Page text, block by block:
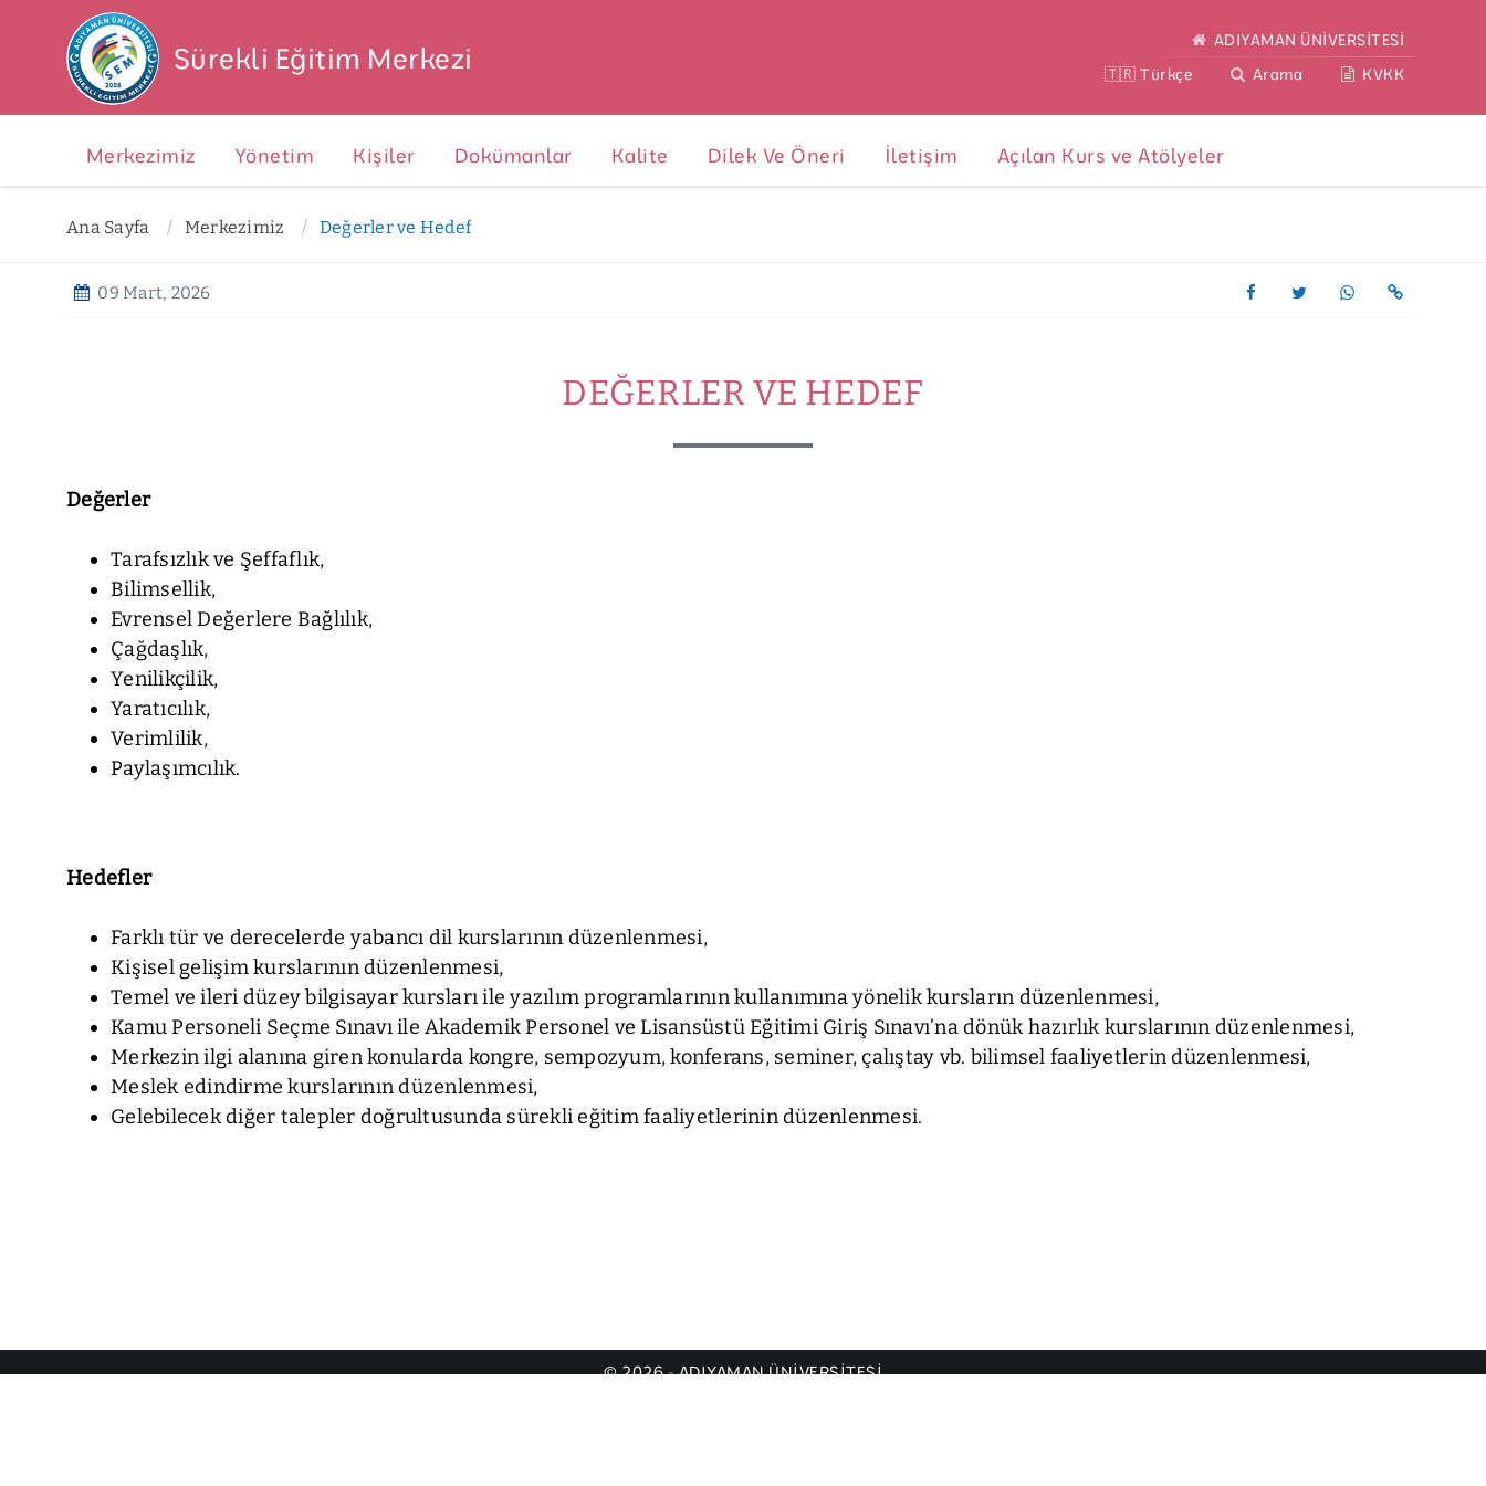
ADIYAMAN ÜNİVERSİTESİ
🇹🇷 Türkçe
Arama KVKK
Sürekli Eğitim Merkezi
Merkezimiz Yönetim Kişiler Dokümanlar Kalite Dilek Ve Öneri İletişim Açılan Kurs ve Atölyeler
Ana Sayfa Merkezimiz Değerler ve Hedef
09 Mart, 2026
DEĞERLER VE HEDEF
Değerler
Tarafsızlık ve Şeffaflık,
Bilimsellik,
Evrensel Değerlere Bağlılık,
Çağdaşlık,
Yenilikçilik,
Yaratıcılık,
Verimlilik,
Paylaşımcılık.
Hedefler
Farklı tür ve derecelerde yabancı dil kurslarının düzenlenmesi,
Kişisel gelişim kurslarının düzenlenmesi,
Temel ve ileri düzey bilgisayar kursları ile yazılım programlarının kullanımına yönelik kursların düzenlenmesi,
Kamu Personeli Seçme Sınavı ile Akademik Personel ve Lisansüstü Eğitimi Giriş Sınavı’na dönük hazırlık kurslarının düzenlenmesi,
Merkezin ilgi alanına giren konularda kongre, sempozyum, konferans, seminer, çalıştay vb. bilimsel faaliyetlerin düzenlenmesi,
Meslek edindirme kurslarının düzenlenmesi,
Gelebilecek diğer talepler doğrultusunda sürekli eğitim faaliyetlerinin düzenlenmesi.
© 2026 - ADIYAMAN ÜNİVERSİTESİ